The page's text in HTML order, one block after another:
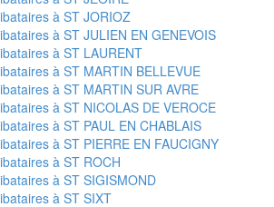
à ST JORIOZ
à ST JULIEN EN GENEVOIS
à ST LAURENT
à ST MARTIN BELLEVUE
à ST MARTIN SUR AVRE
à ST NICOLAS DE VEROCE
à ST PAUL EN CHABLAIS
à ST PIERRE EN FAUCIGNY
à ST ROCH
à ST SIGISMOND
à ST SIXT